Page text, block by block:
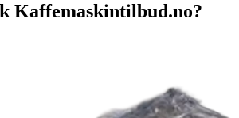
Kaffemaskintilbud.no?